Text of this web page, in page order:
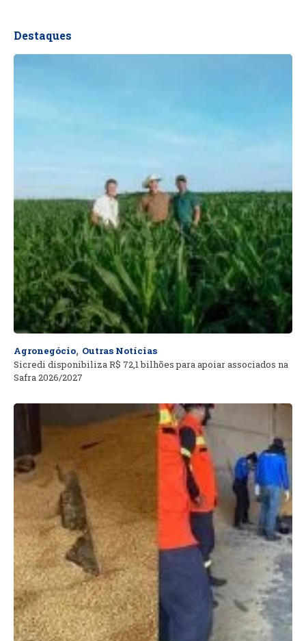
Destaques
Agronegócio, Outras Notícias
Sicredi disponibiliza R$ 72,1 bilhões para apoiar associados na
Safra 2026/2027